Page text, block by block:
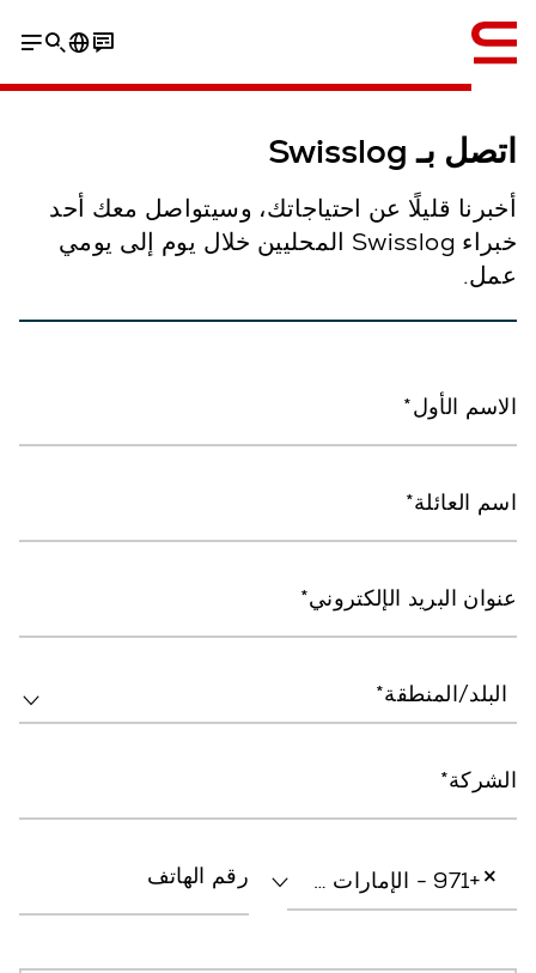
اتصل بـ Swisslog
أخبرنا قليلًا عن احتياجاتك، وسيتواصل معك أحد
خبراء Swisslog المحليين خلال يوم إلى يومي
عمل.
الاسم الأول
اسم العائلة
عنوان البريد الإلكتروني
البلد/المنطقة*
الشركة
×+971 - الإمارات العربية المتحدة رقم الهاتف